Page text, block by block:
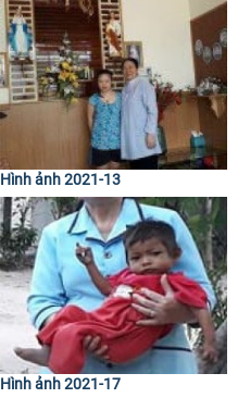
Hình ảnh 2021-13
Hình ảnh 2021-17